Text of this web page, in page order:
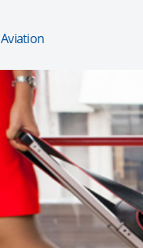
Aviation